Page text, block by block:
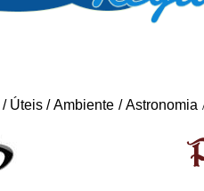
/ Úteis /Ambiente /Astronomia